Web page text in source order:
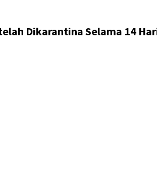
Dikarantina Selama 14